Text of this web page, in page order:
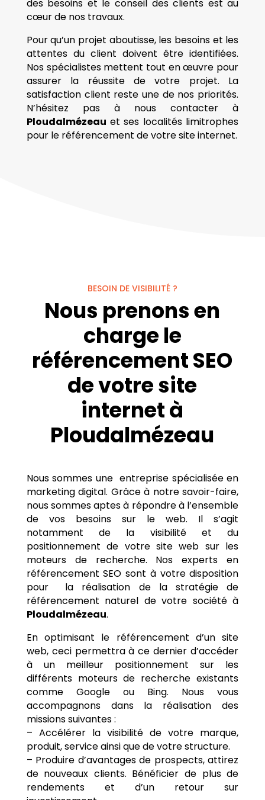
des besoins et le conseil des clients est au
cœur de nos travaux.
Pour qu’un projet aboutisse, les besoins et les
attentes du client doivent être identifiées.
Nos spécialistes mettent tout en œuvre pour
assurer la réussite de votre projet. La
satisfaction client reste une de nos priorités.
N’hésitez pas à nous contacter à
Ploudalmézeau et ses localités limitrophes
pour le référencement de votre site internet.
BESOIN DE VISIBILITÉ ?
Nous prenons en
charge le
référencement SEO
de votre site
internet à
Ploudalmézeau
Nous sommes une entreprise spécialisée en
marketing digital. Grâce à notre savoir-faire,
nous sommes aptes à répondre à l’ensemble
de vos besoins sur le web. Il s’agit
notamment de la visibilité et du
positionnement de votre site web sur les
moteurs de recherche. Nos experts en
référencement SEO sont à votre disposition
pour la réalisation de la stratégie de
référencement naturel de votre société à
Ploudalmézeau.
En optimisant le référencement d’un site
web, ceci permettra à ce dernier d’accéder
à un meilleur positionnement sur les
différents moteurs de recherche existants
comme Google ou Bing. Nous vous
accompagnons dans la réalisation des
missions suivantes :
– Accélérer la visibilité de votre marque,
produit, service ainsi que de votre structure.
– Produire d’avantages de prospects, attirez
de nouveaux clients. Bénéficier de plus de
rendements et d’un retour sur